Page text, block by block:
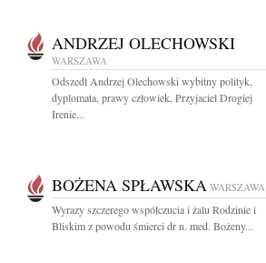
ANDRZEJ OLECHOWSKI
WARSZAWA
Odszedł Andrzej Olechowski wybitny polityk,
dyplomata, prawy człowiek, Przyjaciel Drogiej
Irenie...
BOŻENA SPŁAWSKA WARSZAWA
Wyrazy szczerego współczucia i żalu Rodzinie i
Bliskim z powodu śmierci dr n. med. Bożeny...